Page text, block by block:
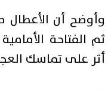
وأوضح أن الأعطال
ثم الفتاحة
أثر على تماسك